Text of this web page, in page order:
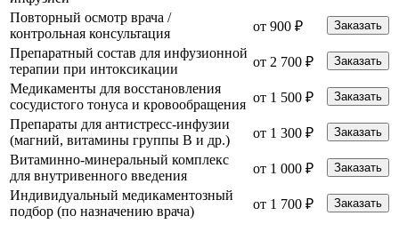
Повторный осмотр врача /
контрольная консультация
от 900 ₽ Заказать
Препаратный состав для инфузионной
терапии при интоксикации
от 2 700 ₽ Заказать
Медикаменты для восстановления
сосудистого тонуса и кровообращения от 1 500 ₽ Заказать
Препараты для антистресс-инфузии
(магний, витамины группы B и др.)
от 1 300 ₽ Заказать
Витаминно-минеральный комплекс
для внутривенного введения
от 1 000 ₽ Заказать
Индивидуальный медикаментозный
подбор (по назначению врача)
от 1 700 ₽ Заказать